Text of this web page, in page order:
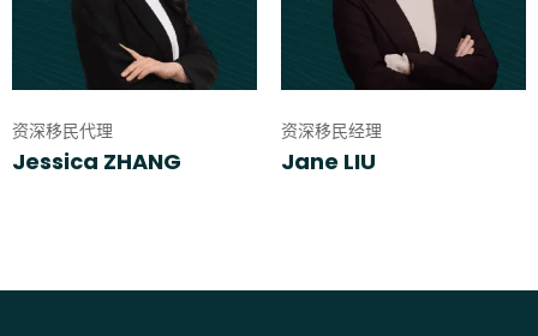
资深移民代理
Jessica ZHANG
资深移民经理
Jane LIU